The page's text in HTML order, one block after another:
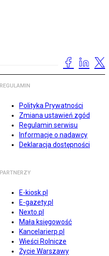
REGULAMIN
Polityka Prywatności
Zmiana ustawień zgód
Regulamin serwisu
Informacje o nadawcy
Deklaracja dostępności
PARTNERZY
E-kiosk.pl
E-gazety.pl
Nexto.pl
Mała księgowość
Kancelarierp.pl
Wieści Rolnicze
Życie Warszawy